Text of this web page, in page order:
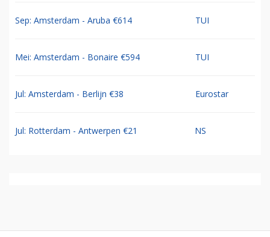
Sep: Amsterdam - Aruba €614 TUI
Mei: Amsterdam - Bonaire €594 TUI
Jul: Amsterdam - Berlijn €38 Eurostar
Jul: Rotterdam - Antwerpen €21 NS